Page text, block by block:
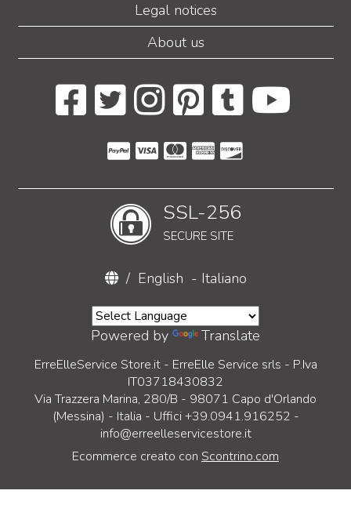
Legal notices
About us
SSL-256
SECURE SITE
/ English - Italiano
Powered by Translate
ErreElleService Store.it - ErreElle Service srls - P.Iva
IT03718430832
Via Trazzera Marina, 280/B - 98071 Capo d'Orlando
(Messina) - Italia - Uffici +39.0941.916252 -
info@erreelleservicestore.it
Ecommerce creato con Scontrino.com